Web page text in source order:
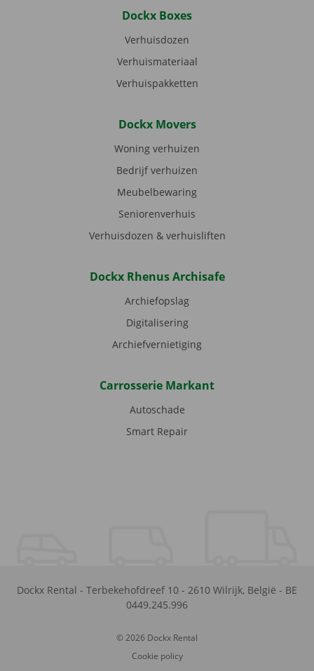
Dockx Boxes
Verhuisdozen
Verhuismateriaal
Verhuispakketten
Dockx Movers
Woning verhuizen
Bedrijf verhuizen
Meubelbewaring
Seniorenverhuis
Verhuisdozen & verhuisliften
Dockx Rhenus Archisafe
Archiefopslag
Digitalisering
Archiefvernietiging
Carrosserie Markant
Autoschade
Smart Repair
Dockx Rental - Terbekehofdreef 10 - 2610 Wilrijk, België - BE
0449.245.996
© 2026 Dockx Rental
Cookie policy